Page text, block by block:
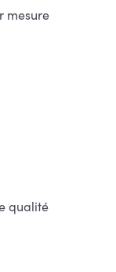
mesure
qualité